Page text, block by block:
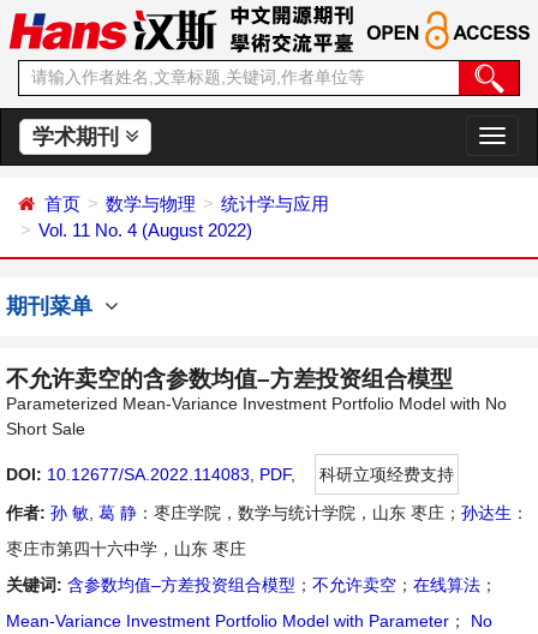
学术期刊
切
换
首页 数学与物理
统计学与应用
Vol. 11 No. 4 (August 2022)
期刊菜单
不允许卖空的含参数均值–方差投资组合模型
Parameterized Mean-Variance Investment Portfolio Model with No
Short Sale
DOI: 10.12677/SA.2022.114083 PDF,
科研立项经费支持
作者: 孙 敏 葛 静 ：枣庄学院，数学与统计学院，山东 枣庄； 孙达生 ：
枣庄市第四十六中学，山东 枣庄
关键词: 含参数均值–方差投资组合模型 ； 不允许卖空 ； 在线算法 ；
Mean-Variance Investment Portfolio Model with Parameter ；
No